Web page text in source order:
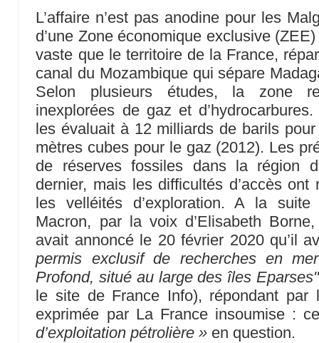
L’affaire n’est pas anodine pour les
d’une Zone économique exclusive
vaste que le territoire de la France,
canal du Mozambique qui sépare
Selon plusieurs études, la zone
inexplorées de gaz et
les évaluait à 12 milliards de barils
mètres cubes pour le gaz (2012). Les
de réserves fossiles dans la région
dernier, mais les difficultés d’accès ont
les velléités d’exploration. A la
Macron, par la voix d’Elisabeth
avait annoncé le 20 février 2020 qu’il
permis exclusif de recherches en
Profond, situé au large des îles Eparses"
le site de France Info), répondant par
exprimée par La France insoumise :
d’exploitation pétrolière » en question.